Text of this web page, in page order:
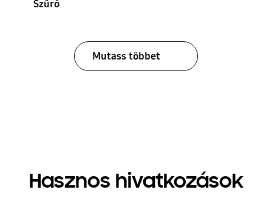
Szűrő
Mutass többet
Hasznos hivatkozások